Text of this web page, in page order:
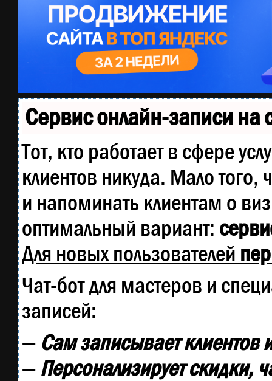
Сервис онлайн-записи на
Тот, кто работает в сфере
клиентов никуда. Мало того,
и напоминать клиентам о
оптимальный вариант:
Для новых пользователей
Чат-бот для мастеров и
записей:
— Сам записывает клиентов
— Персонализирует скидки,